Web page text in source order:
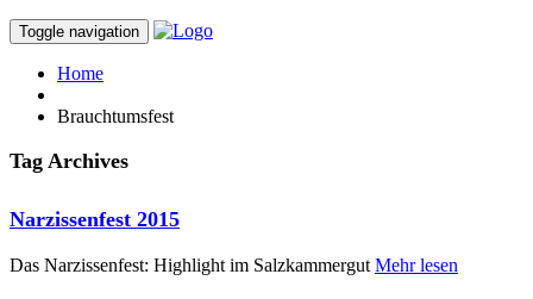
Toggle navigation
Home
Brauchtumsfest
Tag Archives
Narzissenfest 2015
Das Narzissenfest: Highlight im Salzkammergut Mehr lesen